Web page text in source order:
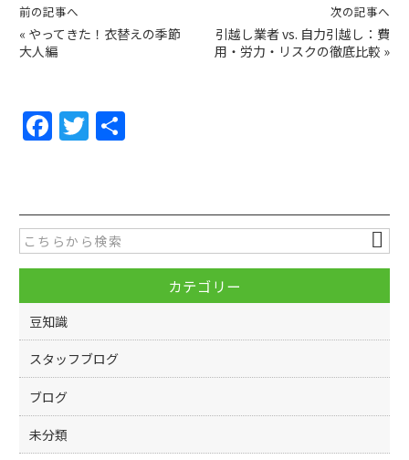
前の記事へ
« やってきた！衣替えの季節
大人編
次の記事へ
引越し業者 vs. 自力引越し：費
用・労力・リスクの徹底比較 »
F
a
e
b
o
o
k
T
w
er
カテゴリー
豆知識
スタッフブログ
ブログ
未分類